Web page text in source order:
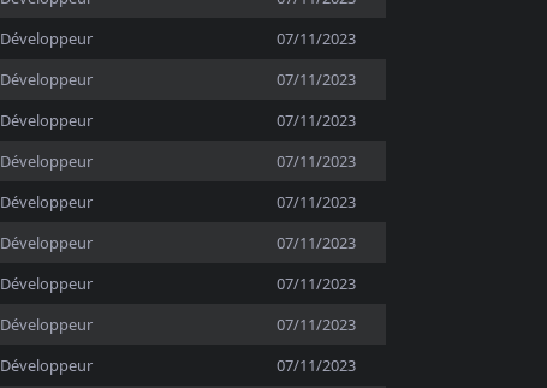
Développeur
07/11/2023
Développeur
07/11/2023
Développeur
07/11/2023
Développeur
07/11/2023
Développeur
07/11/2023
Développeur
07/11/2023
Développeur
07/11/2023
Développeur
07/11/2023
Développeur
07/11/2023